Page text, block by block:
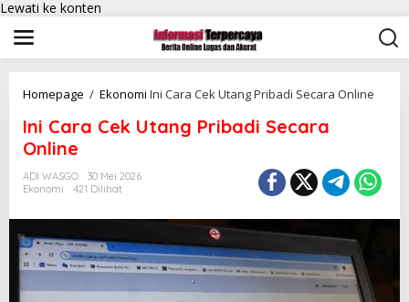
Lewati ke konten
Homepage / Ekonomi Ini Cara Cek Utang Pribadi Secara Online
Ini Cara Cek Utang Pribadi Secara
Online
ADI WASGO
30 Mei 2026
Ekonomi
421 Dilihat